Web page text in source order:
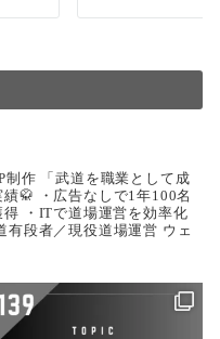
制作 「武道を職業として成
績🥋
・広告なしで1年100名
得 ・ITで道場運営を効率化
有段者／現役道場運営 ウェ